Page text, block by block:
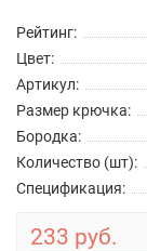
Рейтинг:
Цвет:
Артикул:
Размер крючка:
Бородка:
Количество (шт):
Спецификация:
233 руб.